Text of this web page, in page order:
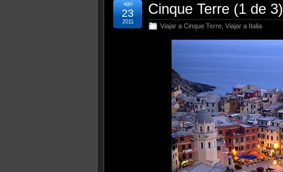
Cinque Terre (1 de 3)
Viajar a Cinque Terre Viajar a Italia
ago
23
2011